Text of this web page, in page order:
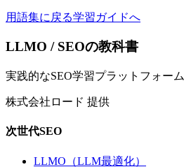
用語集に戻る学習ガイドへ
LLMO / SEOの教科書
実践的なSEO学習プラットフォーム
株式会社ロード 提供
次世代SEO
LLMO（LLM最適化）